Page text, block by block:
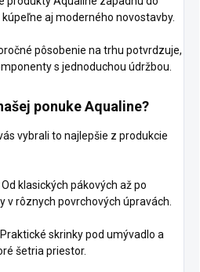
aj moderného novostavby.
pôsobenie na trhu potvrdzuje,
s jednoduchou údržbou.
ponuke Aqualine?
vybrali to najlepšie z produkcie
Od klasických pákových až po
v rôznych povrchových úpravách.
Praktické skrinky pod umývadlo a
šetria priestor.